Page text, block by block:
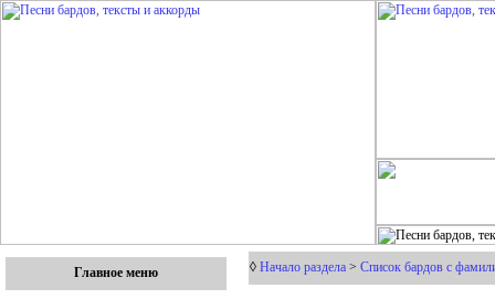
Главное меню ◊ Начало раздела > Список бардов с